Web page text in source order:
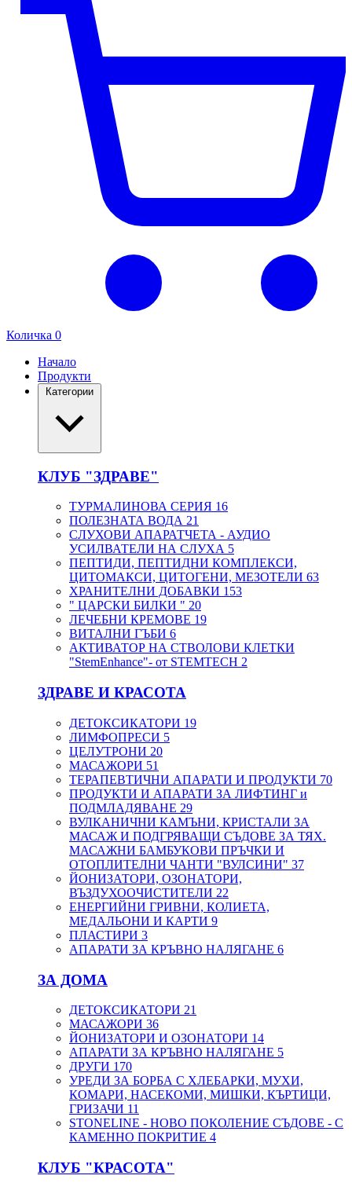
Количка 0
Начало
Продукти
Категории
КЛУБ "ЗДРАВЕ"
ТУРМАЛИНОВА СЕРИЯ 16
ПОЛЕЗНАТА ВОДА 21
СЛУХОВИ АПАРАТЧЕТА - АУДИО
УСИЛВАТЕЛИ НА СЛУХА 5
ПЕПТИДИ, ПЕПТИДНИ КОМПЛЕКСИ,
ЦИТОМАКСИ, ЦИТОГЕНИ, МЕЗОТЕЛИ 63
ХРАНИТЕЛНИ ДОБАВКИ 153
" ЦАРСКИ БИЛКИ " 20
ЛЕЧЕБНИ КРЕМОВЕ 19
ВИТАЛНИ ГЪБИ 6
АКТИВАТОР НА СТВОЛОВИ КЛЕТКИ
"StemEnhance"- от STEMTECH 2
ЗДРАВЕ И КРАСОТА
ДЕТОКСИКАТОРИ 19
ЛИМФОПРЕСИ 5
ЦЕЛУТРОНИ 20
МАСАЖОРИ 51
ТЕРАПЕВТИЧНИ АПАРАТИ И ПРОДУКТИ 70
ПРОДУКТИ И АПАРАТИ ЗА ЛИФТИНГ и
ПОДМЛАДЯВАНЕ 29
ВУЛКАНИЧНИ КАМЪНИ, КРИСТАЛИ ЗА
МАСАЖ И ПОДГРЯВАЩИ СЪДОВЕ ЗА ТЯХ.
МАСАЖНИ БАМБУКОВИ ПРЪЧКИ И
ОТОПЛИТЕЛНИ ЧАНТИ "ВУЛСИНИ" 37
ЙОНИЗАТОРИ, ОЗОНАТОРИ,
ВЪЗДУХООЧИСТИТЕЛИ 22
ЕНЕРГИЙНИ ГРИВНИ, КОЛИЕТА,
МЕДАЛЬОНИ И КАРТИ 9
ПЛАСТИРИ 3
АПАРАТИ ЗА КРЪВНО НАЛЯГАНЕ 6
ЗА ДОМА
ДЕТОКСИКАТОРИ 21
МАСАЖОРИ 36
ЙОНИЗАТОРИ И ОЗОНАТОРИ 14
АПАРАТИ ЗА КРЪВНО НАЛЯГАНЕ 5
ДРУГИ 170
УРЕДИ ЗА БОРБА С ХЛЕБАРКИ, МУХИ,
КОМАРИ, НАСЕКОМИ, МИШКИ, КЪРТИЦИ,
ГРИЗАЧИ 11
STONELINE - НОВО ПОКОЛЕНИЕ СЪДОВЕ - С
КАМЕННО ПОКРИТИЕ 4
КЛУБ "КРАСОТА"